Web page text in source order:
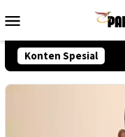
ke
Mobile
Konten Spesial
Akpol 2026